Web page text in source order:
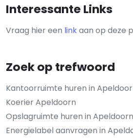
Interessante Links
Vraag hier een linkaan op deze
Zoek op trefwoord
Kantoorruimte huren in
Koerier Apeldoorn
Opslagruimte huren in Apeldoorn
Energielabel aanvragen in